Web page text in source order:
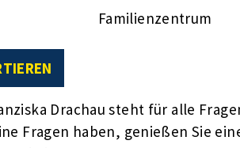
Familienzentrum
Drachau steht für alle
Fragen haben, genießen Sie